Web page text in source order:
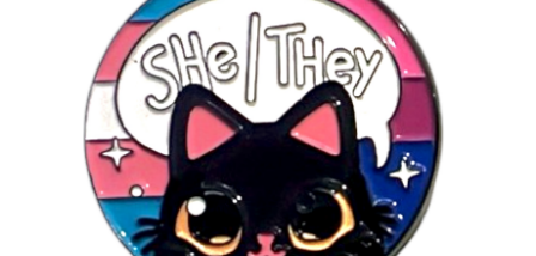
Kostenlose Binder
Review Levi